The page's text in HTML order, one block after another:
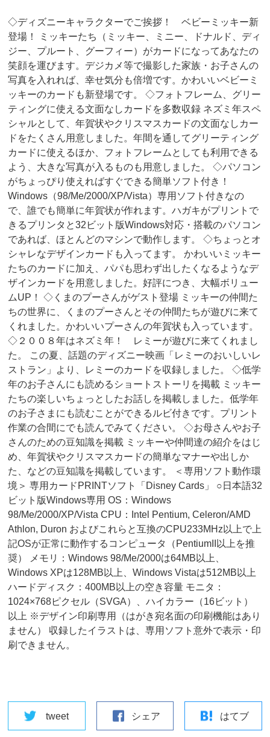
◇ディズニーキャラクターでご挨拶！ ベビーミッキー新
登場！ ミッキーたち（ミッキー、ミニー、ドナルド、ディ
ジー、プルート、グーフィー）がカードになってあなたの
笑顔を運びます。デジカメ等で撮影した家族・お子さんの
写真を入れれば、幸せ気分も倍増です。かわいいベビーミ
ッキーのカードも新登場です。 ◇フォトフレーム、グリー
ティングに使える文面なしカードを多数収録 ネズミ年スペ
シャルとして、年賀状やクリスマスカードの文面なしカー
ドをたくさん用意しました。年間を通してグリーティング
カードに使えるほか、フォトフレームとしても利用できる
よう、大きな写真が入るものも用意しました。 ◇パソコン
がちょっぴり使えればすぐできる簡単ソフト付き！
Windows（98/Me/2000/XP/Vista）専用ソフト付きなの
で、誰でも簡単に年賀状が作れます。ハガキがプリントで
きるプリンタと32ビット版Windows対応・搭載のパソコン
であれば、ほとんどのマシンで動作します。 ◇ちょっとオ
シャレなデザインカードも入ってます。 かわいいミッキー
たちのカードに加え、パパも思わず出したくなるようなデ
ザインカードを用意しました。好評につき、大幅ボリュー
ムUP！ ◇くまのプーさんがゲスト登場 ミッキーの仲間た
ちの世界に、くまのプーさんとその仲間たちが遊びに来て
くれました。かわいいプーさんの年賀状も入っています。
◇２００８年はネズミ年！ レミーが遊びに来てくれまし
た。 この夏、話題のディズニー映画「レミーのおいしいレ
ストラン」より、レミーのカードを収録しました。 ◇低学
年のお子さんにも読めるショートストーリを掲載 ミッキー
たちの楽しいちょっとしたお話しを掲載しました。低学年
のお子さまにも読むことができるルビ付きです。プリント
作業の合間にでも読んでみてください。 ◇お母さんやお子
さんのための豆知識を掲載 ミッキーや仲間達の紹介をはじ
め、年賀状やクリスマスカードの簡単なマナーや出しか
た、などの豆知識を掲載しています。 ＜専用ソフト動作環
境＞ 専用カードPRINTソフト「Disney Cards」 ○日本語32
ビット版Windows専用 OS：Windows
98/Me/2000/XP/Vista CPU：Intel Pentium, Celeron/AMD
Athlon, Duron およびこれらと互換のCPU233MHz以上で上
記OSが正常に動作するコンピュータ（PentiumII以上を推
奨） メモリ：Windows 98/Me/2000は64MB以上、
Windows XPは128MB以上、Windows Vistaは512MB以上
ハードディスク：400MB以上の空き容量 モニタ：
1024×768ピクセル（SVGA）、ハイカラー（16ビット）
以上 ※デザイン印刷専用（はがき宛名面の印刷機能はあり
ません） 収録したイラストは、専用ソフト意外で表示・印
刷できません。
tweet シェア はてブ